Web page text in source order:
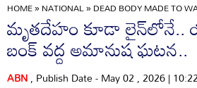
HOME»NATIONAL»DEAD BODY MADE TO
మృతదేహం కూడా
బంక్ వద్ద అమానుష ఘటన..
ABN, Publish Date - May 02 , 2026 |